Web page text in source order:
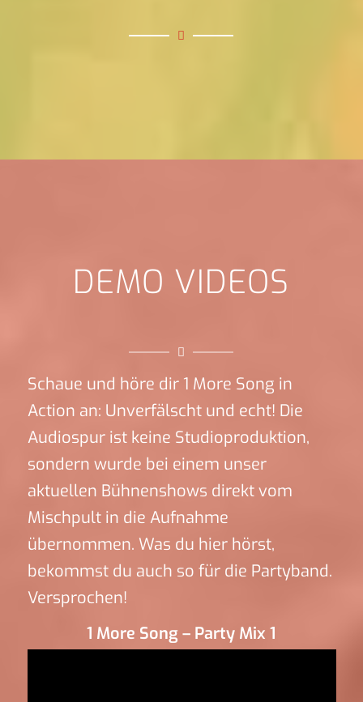
DEMO VIDEOS
Schaue und höre dir 1 More Song in
Action an: Unverfälscht und echt! Die
Audiospur ist keine Studioproduktion,
sondern wurde bei einem unser
aktuellen Bühnenshows direkt vom
Mischpult in die Aufnahme
übernommen. Was du hier hörst,
bekommst du auch so für die Partyband.
Versprochen!
1 More Song – Party Mix 1